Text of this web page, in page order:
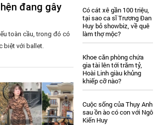
đang gây
toàn cầu, trong đó có
biệt với ballet.
Có cát xê gần 100 triệu,
tại sao ca sĩ Trương Đan
Huy bỏ showbiz, về quê
làm thợ mộc?
Khoe căn phòng chứa
gia tài lên tới trăm tỷ,
Hoài Linh giàu khủng
khiếp cỡ nào?
Cuộc sống của Thụy Anh
sau ồn ào có con với Ngô
Kiến Huy